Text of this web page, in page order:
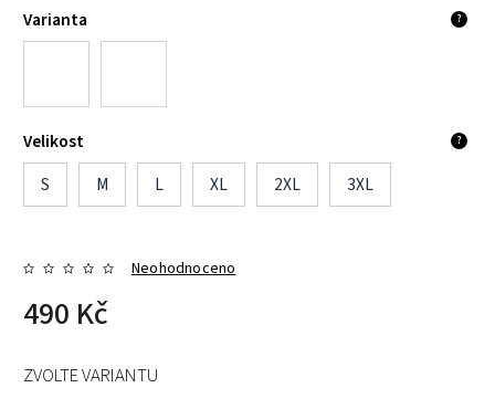
Varianta ?
Velikost ?
S M L XL 2XL 3XL
Neohodnoceno
490 Kč
ZVOLTE VARIANTU